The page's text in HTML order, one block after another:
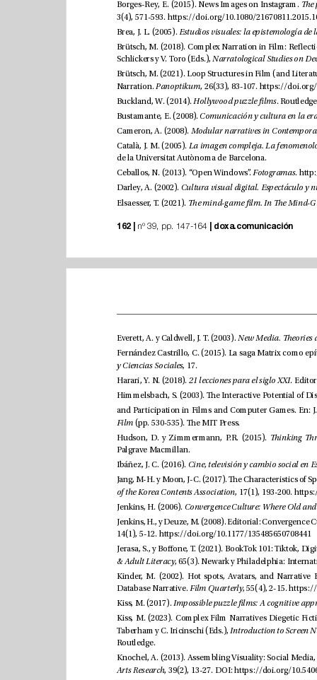
doxa.comunicación
Borges-Rey, E. (2015). News Images on Instagram.
Brea, J. L. (2005).
Schlickers y V. Toro (Eds.),
Narration. Panoptikum
Buckland, W. (2014).
Hollywood puzzle lms
.
Bustamante, E. (2008).
de la Universitat Autònoma de Barcelona.
Ceballos, N. (2013). “Open Windows”.
Fotogramas
Everett, A. y Caldwell, J. T. (2003).
y Ciencias Sociales
, 17.
21 lecciones para el siglo XXI
Film
(pp. 530-535). e MIT Press.
Palgrave Macmillan.
of the Korea Contents Association
https://doi.org/10.1177/135485650708441
& Adult Literacy
Database Narrative. Film Quarterly
, 55(4), 2-15.
Kiss, M. (2017).
Taberham y C. Iricinschi (Eds.),
Routledge.
Arts Research
, 39(2), 13-27. DOI: